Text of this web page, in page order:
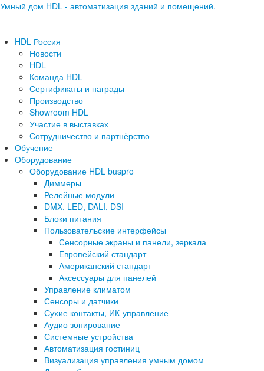
Умный дом HDL - автоматизация зданий и помещений.
HDL Россия
Новости
HDL
Команда HDL
Сертификаты и награды
Производство
Showroom HDL
Участие в выставках
Сотрудничество и партнёрство
Обучение
Оборудование
Оборудование HDL buspro
Диммеры
Релейные модули
DMX, LED, DALI, DSI
Блоки питания
Пользовательские интерфейсы
Сенсорные экраны и панели, зеркала
Европейский стандарт
Американский стандарт
Аксессуары для панелей
Управление климатом
Сенсоры и датчики
Сухие контакты, ИК-управление
Аудио зонирование
Системные устройства
Автоматизация гостиниц
Визуализация управления умным домом